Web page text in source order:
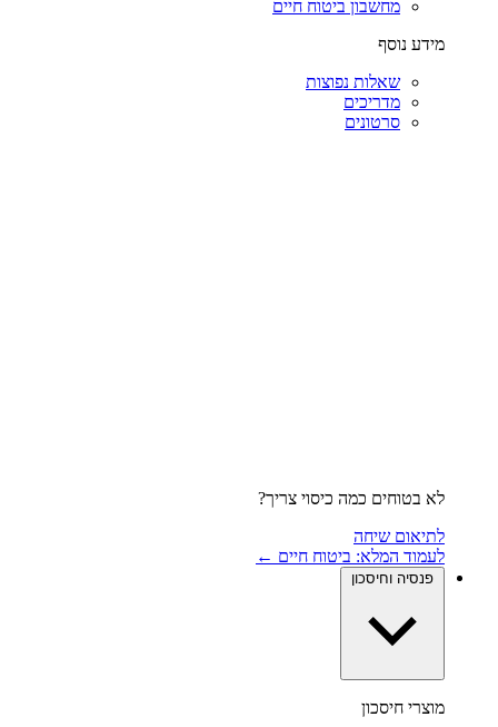
מחשבון ביטוח חיים
מידע נוסף
שאלות נפוצות
מדריכים
סרטונים
לא בטוחים כמה כיסוי צריך?
לתיאום שיחה
לעמוד המלא: ביטוח חיים ←
פנסיה וחיסכון
מוצרי חיסכון